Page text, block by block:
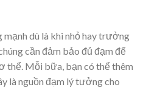
dù là khi nhỏ hay trưởng
cần đảm bảo đủ đạm để
thể. Mỗi bữa, bạn có thể thêm
là nguồn đạm lý tưởng cho